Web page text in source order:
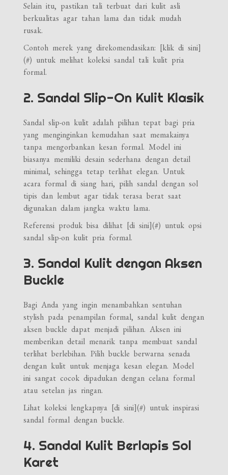
Selain itu, pastikan tali terbuat dari kulit asli
berkualitas agar tahan lama dan tidak mudah
rusak.
Contoh merek yang direkomendasikan: [klik di sini]
(#) untuk melihat koleksi sandal tali kulit pria
formal.
2. Sandal Slip-On Kulit Klasik
Sandal slip-on kulit adalah pilihan tepat bagi pria
yang menginginkan kemudahan saat memakainya
tanpa mengorbankan kesan formal. Model ini
biasanya memiliki desain sederhana dengan detail
minimal, sehingga tetap terlihat elegan. Untuk
acara formal di siang hari, pilih sandal dengan sol
tipis dan lembut agar tidak terasa berat saat
digunakan dalam jangka waktu lama.
Referensi produk bisa dilihat [di sini](#) untuk opsi
sandal slip-on kulit pria formal.
3. Sandal Kulit dengan Aksen
Buckle
Bagi Anda yang ingin menambahkan sentuhan
stylish pada penampilan formal, sandal kulit dengan
aksen buckle dapat menjadi pilihan. Aksen ini
memberikan detail menarik tanpa membuat sandal
terlihat berlebihan. Pilih buckle berwarna senada
dengan kulit untuk menjaga kesan elegan. Model
ini sangat cocok dipadukan dengan celana formal
atau setelan jas ringan.
Lihat koleksi lengkapnya [di sini](#) untuk inspirasi
sandal formal dengan buckle.
4. Sandal Kulit Berlapis Sol
Karet